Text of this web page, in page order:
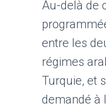
Au-delà de
entre les
régimes
Turquie, et
demandé à